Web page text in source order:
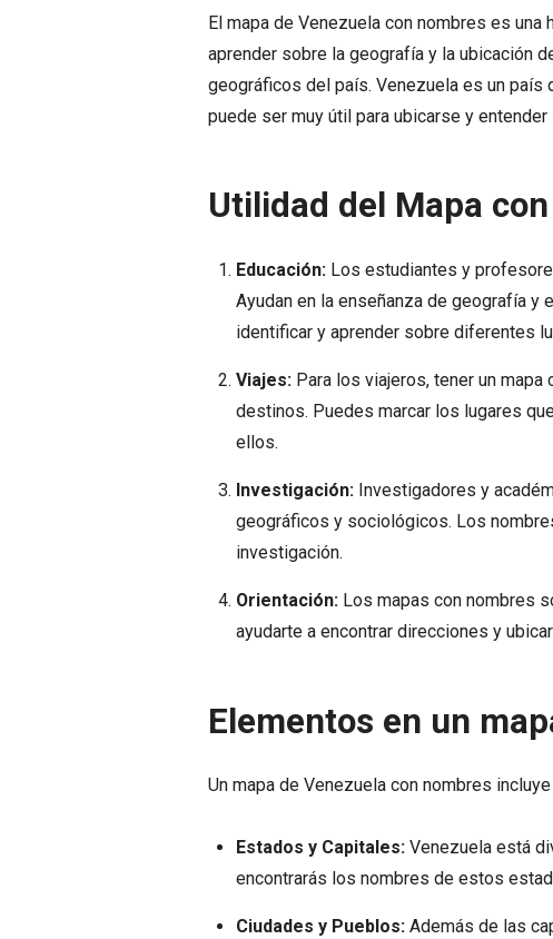
El mapa de Venezuela con nombres es
aprender sobre la geografía y la ubicación
geográficos del país. Venezuela es un país
puede ser muy útil para ubicarse y
Utilidad del Mapa
Educación: Los estudiantes y
Ayudan en la enseñanza de geografía
identificar y aprender sobre diferentes
Viajes: Para los viajeros, tener un
destinos. Puedes marcar los lugares
ellos.
Investigación: Investigadores y
geográficos y sociológicos. Los
investigación.
Orientación: Los mapas con nombres
ayudarte a encontrar direcciones y
Elementos en un
Un mapa de Venezuela con nombres
Estados y Capitales: Venezuela está
encontrarás los nombres de estos
Ciudades y Pueblos: Además de las